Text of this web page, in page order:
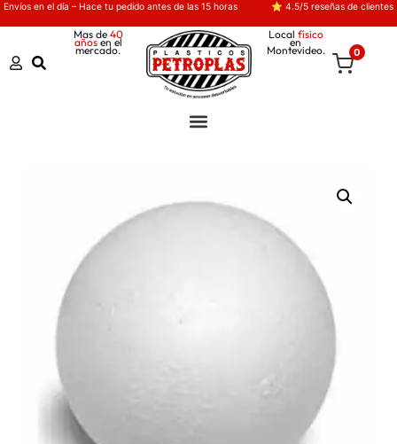
Envíos en el día – Hace tu pedido antes de las 15 horas ⭐ 4.5/5 reseñas de clientes
Mas de 40
añosen el
mercado.
Local físico
en
Montevideo. 0